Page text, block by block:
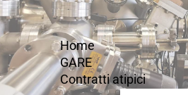
Home
GARE
Contratti atipici